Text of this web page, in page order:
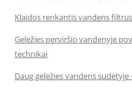
Klaidos renkantis vandens filtrus
Geležies perviršio vandenyje
technikai
Daug geležies vandens